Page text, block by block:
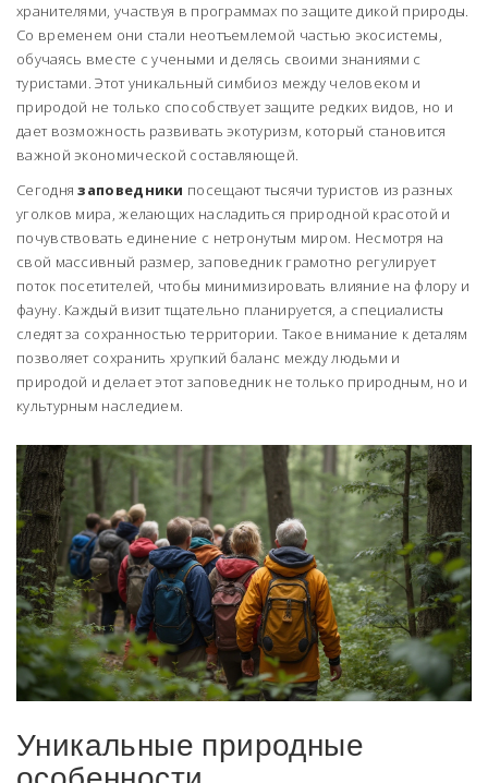
хранителями, участвуя в программах по защите дикой природы.
Со временем они стали неотъемлемой частью экосистемы,
обучаясь вместе с учеными и делясь своими знаниями с
туристами. Этот уникальный симбиоз между человеком и
природой не только способствует защите редких видов, но и
дает возможность развивать экотуризм, который становится
важной экономической составляющей.
Сегоднязаповедники посещают тысячи туристов из разных
уголков мира, желающих насладиться природной красотой и
почувствовать единение с нетронутым миром. Несмотря на
свой массивный размер, заповедник грамотно регулирует
поток посетителей, чтобы минимизировать влияние на флору и
фауну. Каждый визит тщательно планируется, а специалисты
следят за сохранностью территории. Такое внимание к деталям
позволяет сохранить хрупкий баланс между людьми и
природой и делает этот заповедник не только природным, но и
культурным наследием.
Уникальные природные